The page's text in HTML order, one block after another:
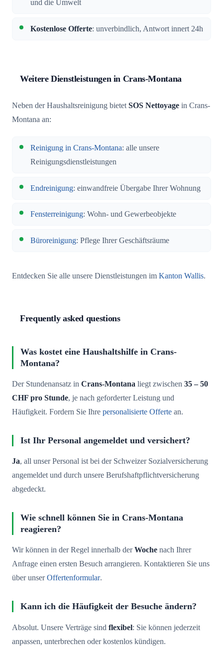
und die Umwelt
Kostenlose Offerte: unverbindlich, Antwort innert 24h
Weitere Dienstleistungen in Crans-Montana
Neben der Haushaltsreinigung bietetSOS Nettoyage in Crans-
Montana an:
Reinigung in Crans-Montana: alle unsere
Reinigungsdienstleistungen
Endreinigung: einwandfreie Übergabe Ihrer Wohnung
Fensterreinigung: Wohn- und Gewerbeobjekte
Büroreinigung: Pflege Ihrer Geschäftsräume
Entdecken Sie alle unsere Dienstleistungen im Kanton Wallis.
Frequently asked questions
Was kostet eine Haushaltshilfe in Crans-
Montana?
Der Stundenansatz in Crans-Montana liegt zwischen 35 – 50
CHF pro Stunde, je nach geforderter Leistung und
Häufigkeit. Fordern Sie Ihre personalisierte Offerte an.
Ist Ihr Personal angemeldet und versichert?
Ja, all unser Personal ist bei der Schweizer Sozialversicherung
angemeldet und durch unsere Berufshaftpflichtversicherung
abgedeckt.
Wie schnell können Sie in Crans-Montana
reagieren?
Wir können in der Regel innerhalb derWoche nach Ihrer
Anfrage einen ersten Besuch arrangieren. Kontaktieren Sie uns
über unserOffertenformular.
Kann ich die Häufigkeit der Besuche ändern?
Absolut. Unsere Verträge sind flexibel: Sie können jederzeit
anpassen, unterbrechen oder kostenlos kündigen.